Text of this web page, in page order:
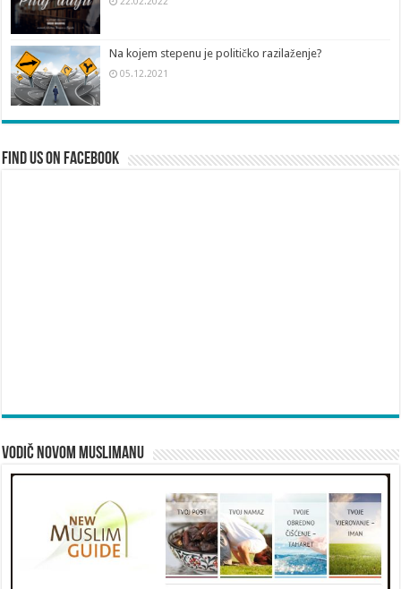
Na kojem stepenu je političko razilaženje?
05.12.2021
Find us on Facebook
Vodič novom muslimanu